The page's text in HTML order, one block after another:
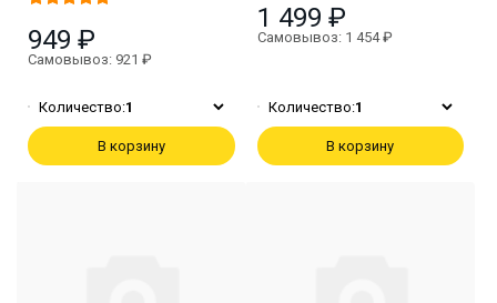
949 ₽
Самовывоз: 921 ₽
Количество:1
В корзину
1 499 ₽
Самовывоз: 1 454 ₽
Количество:1
В корзину